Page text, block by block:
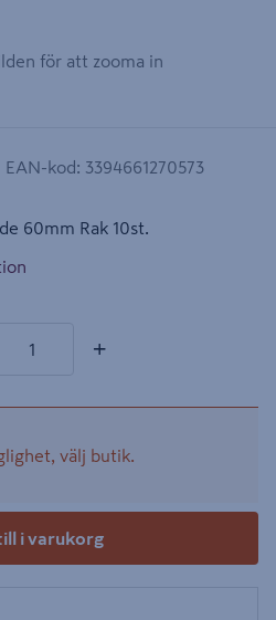
för att zooma in
EAN-kod: 3394661270573
60mm Rak 10st.
+
välj butik.
i varukorg